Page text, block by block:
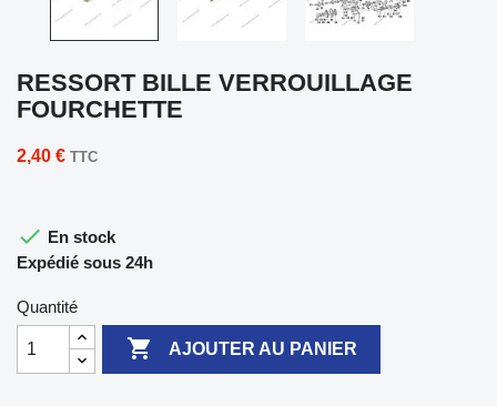
RESSORT BILLE VERROUILLAGE
FOURCHETTE
2,40 € TTC
 En stock
Expédié sous 24h
Quantité
 AJOUTER AU PANIER